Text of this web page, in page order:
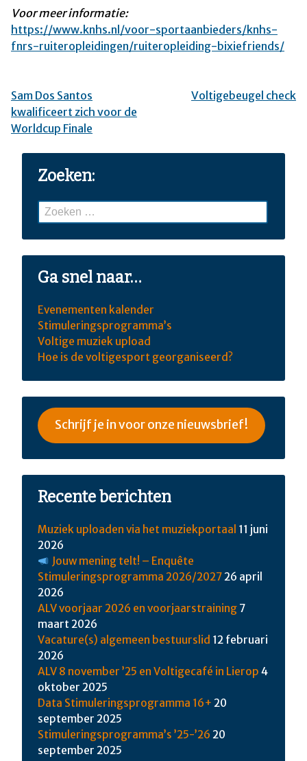
Voor meer informatie:
https://www.knhs.nl/voor-sportaanbieders/knhs-
fnrs-ruiteropleidingen/ruiteropleiding-bixiefriends/
Bericht
navigatie
Sam Dos Santos
kwalificeert zich voor de
Worldcup Finale
Voltigebeugel check
Zoeken:
Zoeken
naar:
Ga snel naar…
Evenementen kalender
Stimuleringsprogramma’s
Voltige muziek upload
Hoe is de voltigesport georganiseerd?
Schrijf je in voor onze nieuwsbrief!
Recente berichten
Muziek uploaden via het muziekportaal 11 juni
2026
Jouw mening telt! – Enquête
Stimuleringsprogramma 2026/202726 april
2026
ALV voorjaar 2026 en voorjaarstraining 7
maart 2026
Vacature(s) algemeen bestuurslid 12 februari
2026
ALV 8 november ’25 en Voltigecafé in Lierop 4
oktober 2025
Data Stimuleringsprogramma 16+ 20
september 2025
Stimuleringsprogramma’s ’25-’26 20
september 2025